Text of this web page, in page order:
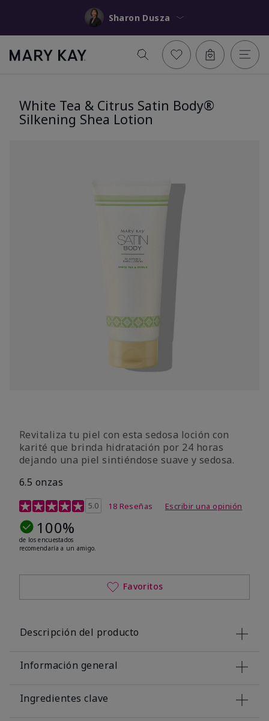
Sharon Dusza
White Tea & Citrus Satin Body®
Silkening Shea Lotion
Revitaliza tu piel con esta sedosa loción con
karité que brinda hidratación por 24 horas
dejando una piel sintiéndose suave y sedosa.
6.5 onzas
Calificación de clientes de 3,3 de 5
5.0 18 Reseñas Escribir una opinión
100%
de los encuestados
recomendaría a un amigo.
Favoritos
Descripción del producto
Información general
Ingredientes clave